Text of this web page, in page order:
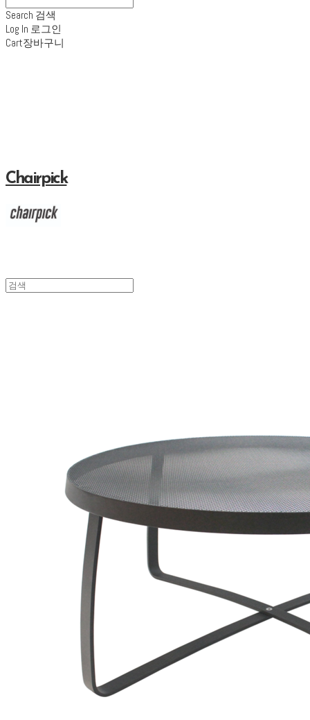
Search 검색
Log In 로그인
Cart장바구니
Chairpick